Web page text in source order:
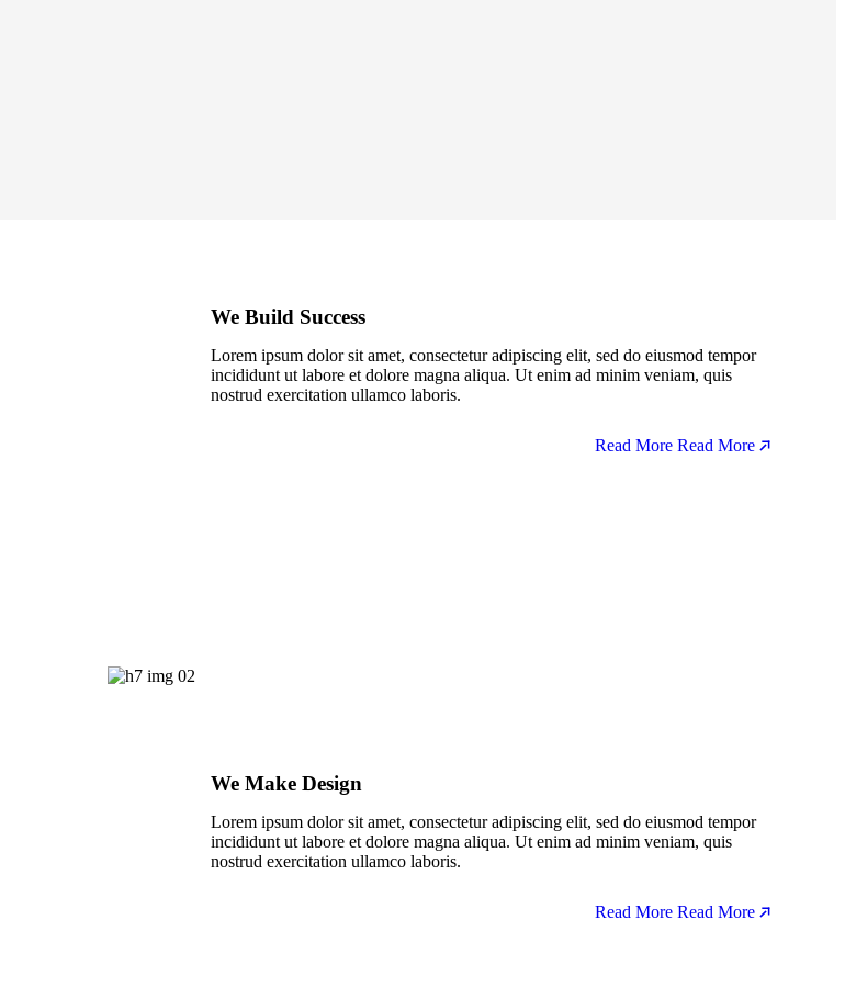
We Build Success
Lorem ipsum dolor sit amet, consectetur adipiscing elit, sed do eiusmod tempor
incididunt ut labore et dolore magna aliqua. Ut enim ad minim veniam, quis
nostrud exercitation ullamco laboris.
Read More Read More
We Make Design
Lorem ipsum dolor sit amet, consectetur adipiscing elit, sed do eiusmod tempor
incididunt ut labore et dolore magna aliqua. Ut enim ad minim veniam, quis
nostrud exercitation ullamco laboris.
Read More Read More